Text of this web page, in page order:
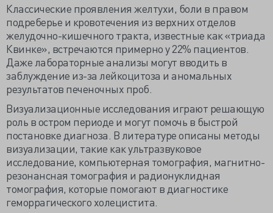
Классические проявления желтухи, боли в правом
подреберье и кровотечения из верхних отделов
желудочно-кишечного тракта, известные как «триада
Квинке», встречаются примерно у 22% пациентов.
Даже лабораторные анализы могут вводить в
заблуждение из-за лейкоцитоза и аномальных
результатов печеночных проб.
Визуализационные исследования играют решающую
роль в остром периоде и могут помочь в быстрой
постановке диагноза. В литературе описаны методы
визуализации, такие как ультразвуковое
исследование, компьютерная томография, магнитно-
резонансная томография и радионуклидная
томография, которые помогают в диагностике
геморрагического холецистита.